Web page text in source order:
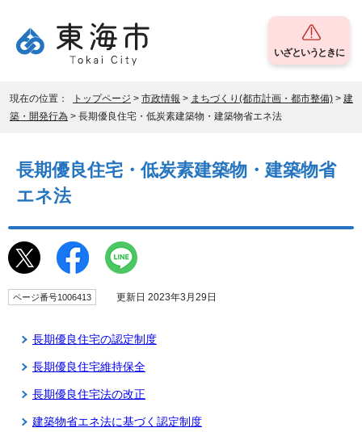
いざというときに
現在の位置： トップページ > 市政情報 > まちづくり(都市計画・都市整備) > 建
築・開発行為 > 長期優良住宅・低炭素建築物・建築物省エネ法
長期優良住宅・低炭素建築物・建築物省
エネ法
ページ番号1006413 更新日 2023年3月29日
長期優良住宅の認定制度
長期優良住宅維持保全
長期優良住宅法の改正
建築物省エネ法に基づく認定制度